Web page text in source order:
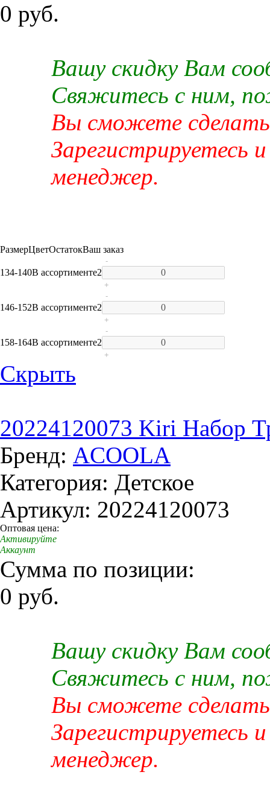
0 руб.
Вашу скидку Вам
Свяжитесь с ним,
Вы сможете сделать
Зарегистрируетесь
менеджер.
РазмерЦветОстатокВаш заказ
134-140В ассортименте2
-
+
146-152В ассортименте2
-
+
158-164В ассортименте2
-
+
Скрыть
20224120073 Kiri Набор
Бренд: ACOOLA
Категория: Детское
Артикул: 20224120073
Оптовая цена:
Активируйте
Аккаунт
Сумма по позиции:
0 руб.
Вашу скидку Вам
Свяжитесь с ним,
Вы сможете сделать
Зарегистрируетесь
менеджер.